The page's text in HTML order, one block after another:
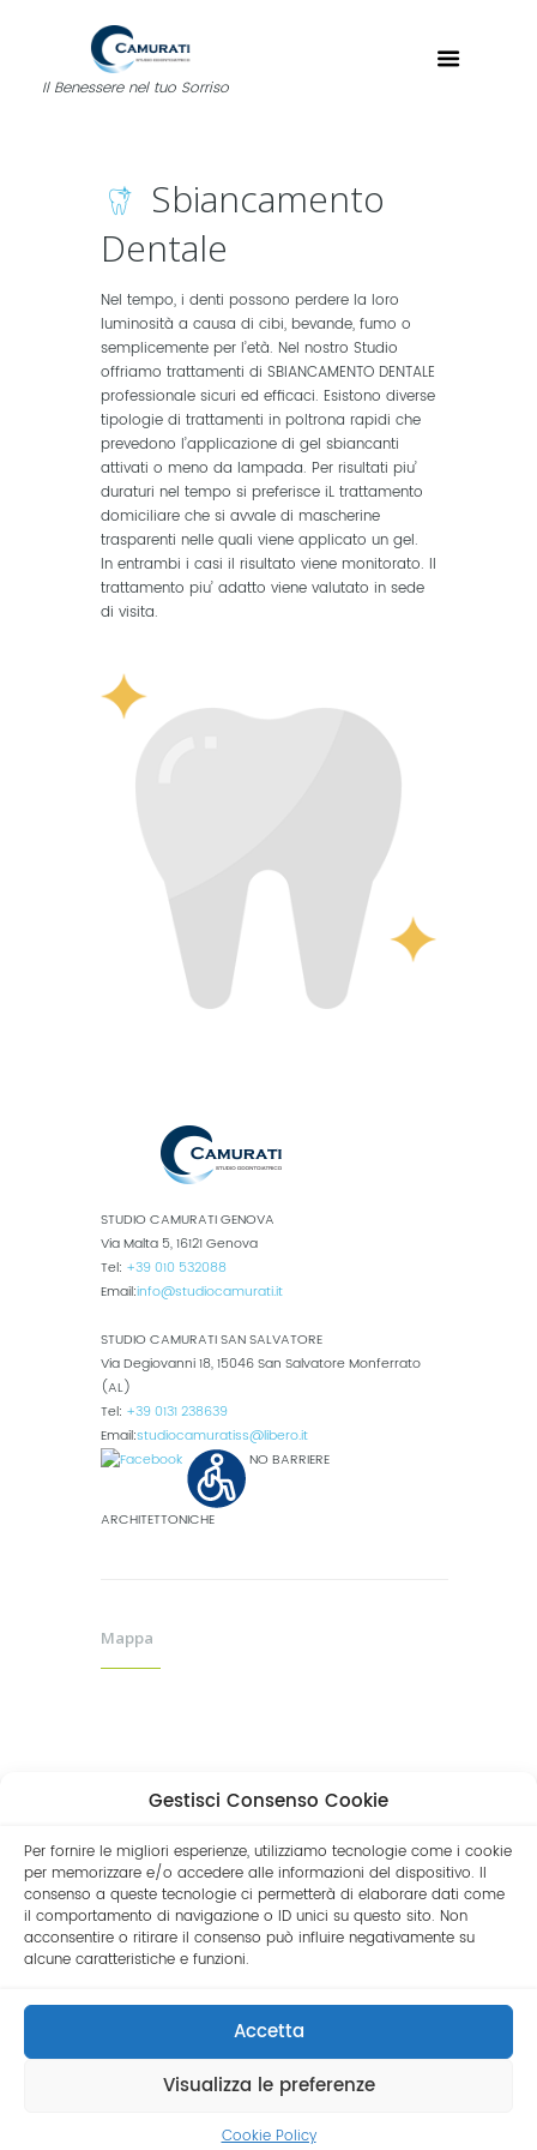
Gestisci Consenso Cookie
Per fornire le migliori esperienze, utilizziamo tecnologie come i cookie
per memorizzare e/o accedere alle informazioni del dispositivo. Il
consenso a queste tecnologie ci permetterà di elaborare dati come
il comportamento di navigazione o ID unici su questo sito. Non
acconsentire o ritirare il consenso può influire negativamente su
alcune caratteristiche e funzioni.
Accetta
Visualizza le preferenze
Cookie Policy
Il Benessere nel tuo Sorriso
Sbiancamento
Dentale
Nel tempo, i denti possono perdere la loro
luminosità a causa di cibi, bevande, fumo o
semplicemente per l’età. Nel nostro Studio
offriamo trattamenti di SBIANCAMENTO DENTALE
professionale sicuri ed efficaci. Esistono diverse
tipologie di trattamenti in poltrona rapidi che
prevedono l’applicazione di gel sbiancanti
attivati o meno da lampada. Per risultati piu’
duraturi nel tempo si preferisce iL trattamento
domiciliare che si avvale di mascherine
trasparenti nelle quali viene applicato un gel.
In entrambi i casi il risultato viene monitorato. Il
trattamento piu’ adatto viene valutato in sede
di visita.
STUDIO CAMURATI GENOVA
Via Malta 5, 16121 Genova
Tel: +39 010 532088
Email:info@studiocamurati.it
STUDIO CAMURATI SAN SALVATORE
Via Degiovanni 18, 15046 San Salvatore Monferrato
(AL)
Tel: +39 0131 238639
Email:studiocamuratiss@libero.it
NO BARRIERE
ARCHITETTONICHE
Mappa
© 2019 Andrea Camurati | P.Iva
02507980999 |Privacy Policy